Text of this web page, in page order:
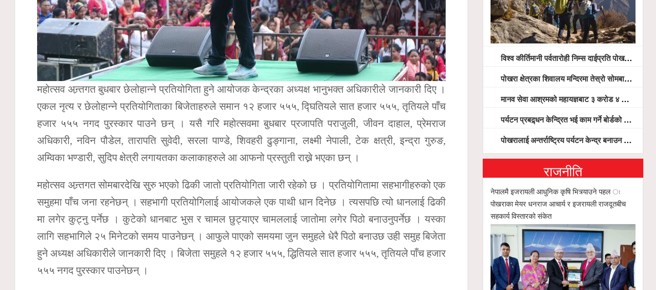
महोत्सव अन्र्तगत बुधबार छेलोहान्ने प्रतियोगिता हुने आयोजक केन्द्रका अध्यक्ष भानुभक्त अधिकारीले जानकारी दिए ।
एकल नृत्य र छेलोहान्ने प्रतियोगिताका बिजेताहरुले समान १२ हजार ५५५, द्घितियले सात हजार ५५५, तृतियले पाँच
हजार ५५५ नगद पुरस्कार पाउने छन् । यसै गरि महोत्सवमा बुधबार प्रजापति पराजुली, जीवन दाहाल, प्रेमराज
अधिकारी, नविन पौडेल, तारापति सुवेदी, सरला पाण्डे, शिवहरी ढुङ्गाना, लक्ष्मी नेपाली, टेक क्षत्री, इन्द्रा गुरुङ,
अम्विका भण्डारी, सुदिप क्षेत्री लगायतका कलाकाहरुले आ आफनो प्रस्तुती राख्ने भएका छन् ।
महोत्सव अन्र्तगत सोमबारदेखि सुरु भएको ढिकी जातो प्रतियोगिता जारी रहेको छ । प्रतियोगितामा सहभागीहरुको एक
समुहमा पाँच जना रहनेछन् । सहभागी प्रतियोगिलाई आयोजकले एक पाथी धान दिनेछ । त्यसपछि त्यो धानलाई ढिकी
मा लगेर कुट्नु पर्नेछ । कुटेको धानबाट भुस र चामल छुट्याएर चामललाई जातोमा लगेर पिठो बनाउनुपर्नेछ । यस्का
लागि सहभागिले २५ मिनेटको समय पाउनेछन् । आफुले पाएको समयमा जुन समुहले धेरै पिठो बनाउछ उही समुह बिजेता
हुने अध्यक्ष अधिकारीले जानकारी दिए । बिजेता समुहले १२ हजार ५५५, द्धितियले सात हजार ५५५, तृतियले पाँच हजार
५५५ नगद पुरस्कार पाउनेछन् ।
विश्व कीर्तिमानी पर्वतारोही निम्स दाईप्रति पोखरामा श्रद्धाञ्जली, दीप प्रज्वलन गर्दै योगदानको प्रशंसा (भिडियो सहित)
पोखरा क्षेत्रका शिवालय मन्दिरमा तेस्रो सोमबार भक्तजनको बिहानैदेखि घुइँचो
मानव सेवा आश्रमको महायज्ञबाट ३ करोड ४ लाख ५९ हजार बचत, १ करोड ४४ लाख उठ्न बाँकी, विना संचार माध्यम तर प्रचार प्रसारमै भयो १९ लाख खर्च !
पर्यटन प्रबद्र्धन केन्द्रित भई काम गर्ने बोर्डको योजना छः सदस्य पोखरेल, चलिय पोखरालाई थप प्रभावकारी बनाउन होटल संघको माग
पोखरालाई अन्तर्राष्ट्रिय पर्यटन केन्द्र बनाउन पूर्वाधार, हवाई पहुँच र प्राकृतिक सम्पदाको संरक्षणमा सरकार केन्द्रित हुन्छः मन्त्री पौडेल
राजनीति
नेपालमै इजरायली आधुनिक कृषि भित्र्याउने पहल ः
पोखराका मेयर धनराज आचार्य र इजरायली राजदूतबीच
सहकार्य विस्तारको संकेत